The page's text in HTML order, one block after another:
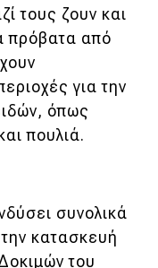
τους ζουν και
πρόβατα από
για την
όπως
πουλιά.
συνολικά
κατασκευή
του